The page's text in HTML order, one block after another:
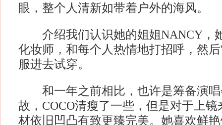
眼，整个人清新如带着户外的海风。
介绍我们认识她的姐姐NANCY，
化妆师，和每个人热情地打招呼，然
服进去试穿。
和一年之前相比，也许是筹备演唱
故，COCO清瘦了一些，但是对于上
材依旧凹凸有致更臻完美。她喜欢鲜